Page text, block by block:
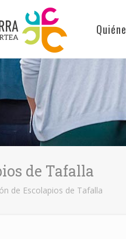
de Tafalla
de Escolapios de Tafalla